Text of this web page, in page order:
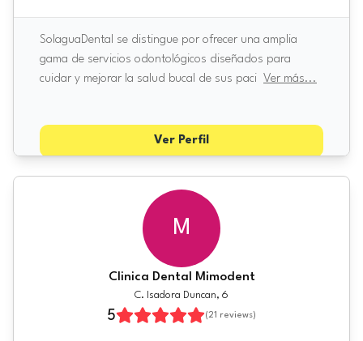
SolaguaDental se distingue por ofrecer una amplia
gama de servicios odontológicos diseñados para
cuidar y mejorar la salud bucal de sus paci
Ver más...
Ver Perfil
M
Clinica Dental Mimodent
C. Isadora Duncan, 6
5 (21 reviews)